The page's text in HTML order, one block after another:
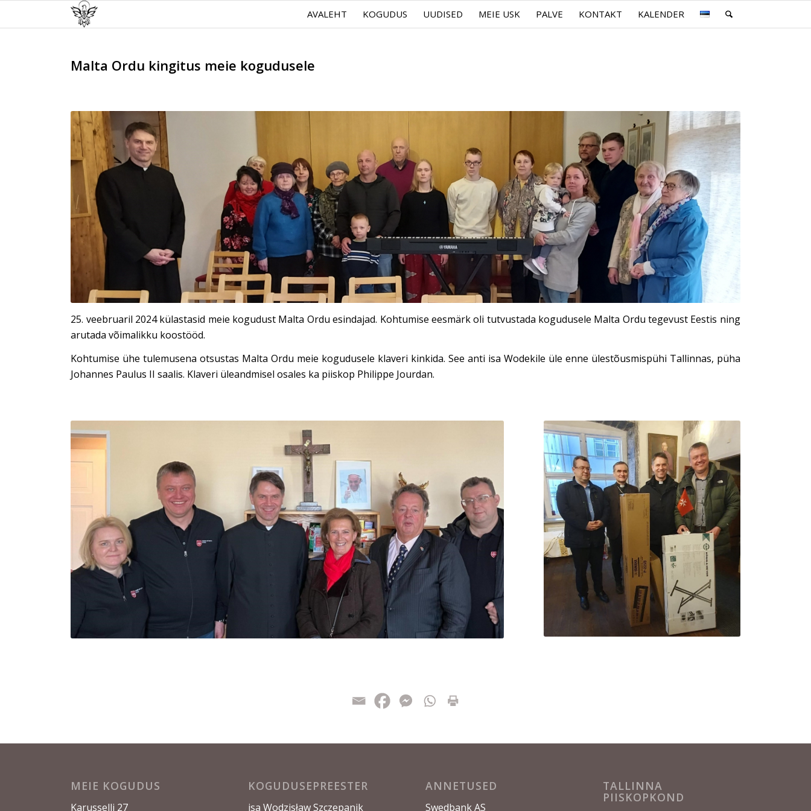
AVALEHT KOGUDUS UUDISED MEIE USK PALVE KONTAKT KALENDER
Malta Ordu kingitus meie kogudusele
25. veebruaril 2024 külastasid meie kogudust Malta Ordu esindajad. Kohtumise eesmärk oli tutvustada kogudusele Malta Ordu tegevust Eestis ning
arutada võimalikku koostööd.
Kohtumise ühe tulemusena otsustas Malta Ordu meie kogudusele klaveri kinkida. See anti isa Wodekile üle enne ülestõusmispühi Tallinnas, püha
Johannes Paulus II saalis. Klaveri üleandmisel osales ka piiskop Philippe Jourdan.
MEIE KOGUDUS
Karusselli 27
KOGUDUSEPREESTER
isa Wodzisław Szczepanik
ANNETUSED
Swedbank AS
TALLINNA
PIISKOPKOND